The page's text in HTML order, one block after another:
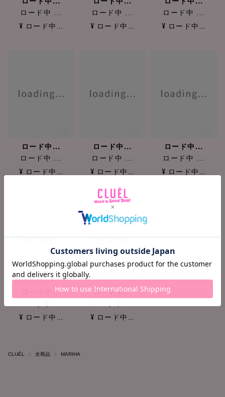
ロード中 ...
¥ ロード中...
ロード中 ...
¥ ロード中...
ロード中 ...
¥ ロード中...
ロード中...
ロード中 ...
¥ ロード中...
ロード中...
ロード中 ...
¥ ロード中...
ロード中...
ロード中 ...
¥ ロード中...
ロード中...
¥ ロード中...
ロード中...
¥ ロード中...
CLUÉL 全商品 MARIHA